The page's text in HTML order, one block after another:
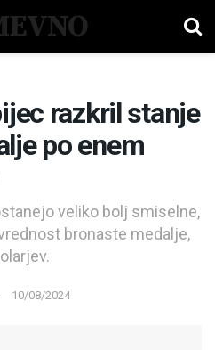
razkril stanje
po enem
veliko bolj smiselne,
bronaste medalje,
10/08/2024